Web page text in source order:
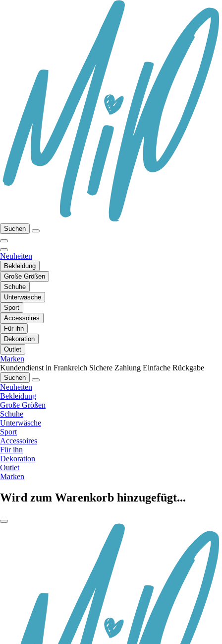
Suchen
Neuheiten
Bekleidung
Große Größen
Schuhe
Unterwäsche
Sport
Accessoires
Für ihn
Dekoration
Outlet
Marken
Kundendienst in Frankreich Sichere Zahlung Einfache Rückgabe
Suchen
Neuheiten
Bekleidung
Große Größen
Schuhe
Unterwäsche
Sport
Accessoires
Für ihn
Dekoration
Outlet
Marken
Wird zum Warenkorb hinzugefügt...